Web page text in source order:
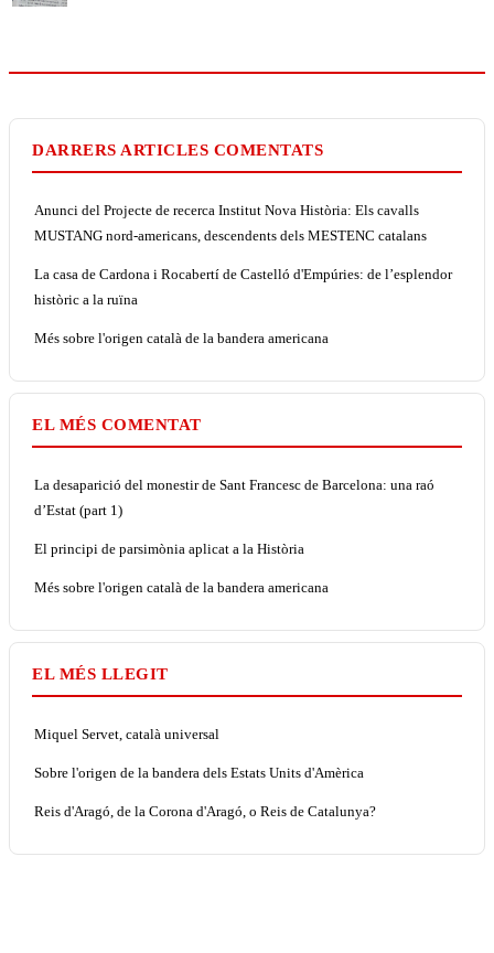
DARRERS ARTICLES COMENTATS
Anunci del Projecte de recerca Institut Nova Història: Els cavalls
MUSTANG nord-americans, descendents dels MESTENC catalans
La casa de Cardona i Rocabertí de Castelló d'Empúries: de l’esplendor
històric a la ruïna
Més sobre l'origen català de la bandera americana
EL MÉS COMENTAT
La desaparició del monestir de Sant Francesc de Barcelona: una raó
d’Estat (part 1)
El principi de parsimònia aplicat a la Història
Més sobre l'origen català de la bandera americana
EL MÉS LLEGIT
Miquel Servet, català universal
Sobre l'origen de la bandera dels Estats Units d'Amèrica
Reis d'Aragó, de la Corona d'Aragó, o Reis de Catalunya?